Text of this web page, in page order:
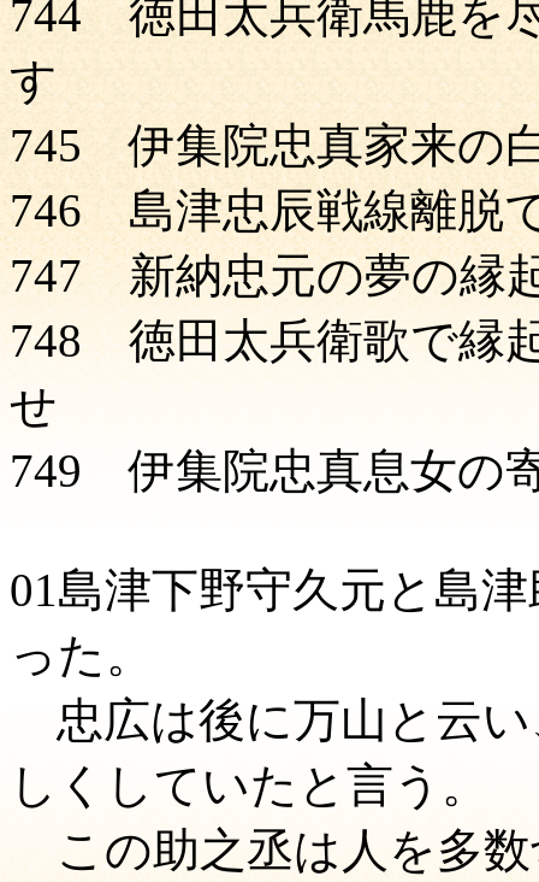
744 徳田太兵衛馬鹿を
す Ｐ
745 伊集院忠真家来の
746 島津忠辰戦線離脱
747 新納忠元の夢の縁
748 徳田太兵衛歌で縁
せ Ｐ
749 伊集院忠真息女の
01島津下野守久元と島
った。
忠広は後に万山と云
しくしていたと言う。
この助之丞は人を多